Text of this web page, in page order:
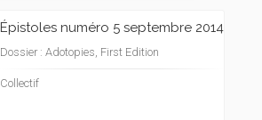
Épistoles numéro 5 septembre 2014
Dossier : Adotopies, First Edition
Collectif